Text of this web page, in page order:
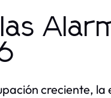
creciente,